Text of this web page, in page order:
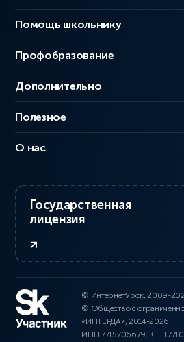
Помощь школьнику
Профобразование
Дополнительно
Полезное
О нас
Государственная
лицензия
© ИнтернетУрок, 2009-
© Общество с
«ИНТЕРДА», 2014-2026
ИНН 7715706679, КПП